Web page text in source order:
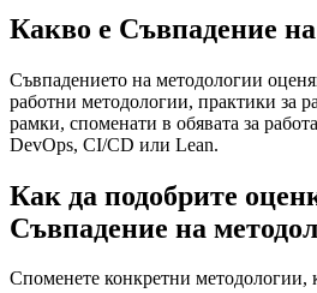
Какво е Съвпадение
Съвпадението на методологии
работни методологии, практики за
рамки, споменати в обявата за
DevOps, CI/CD или Lean.
Как да подобрите
Съвпадение на
Споменете конкретни методологии,